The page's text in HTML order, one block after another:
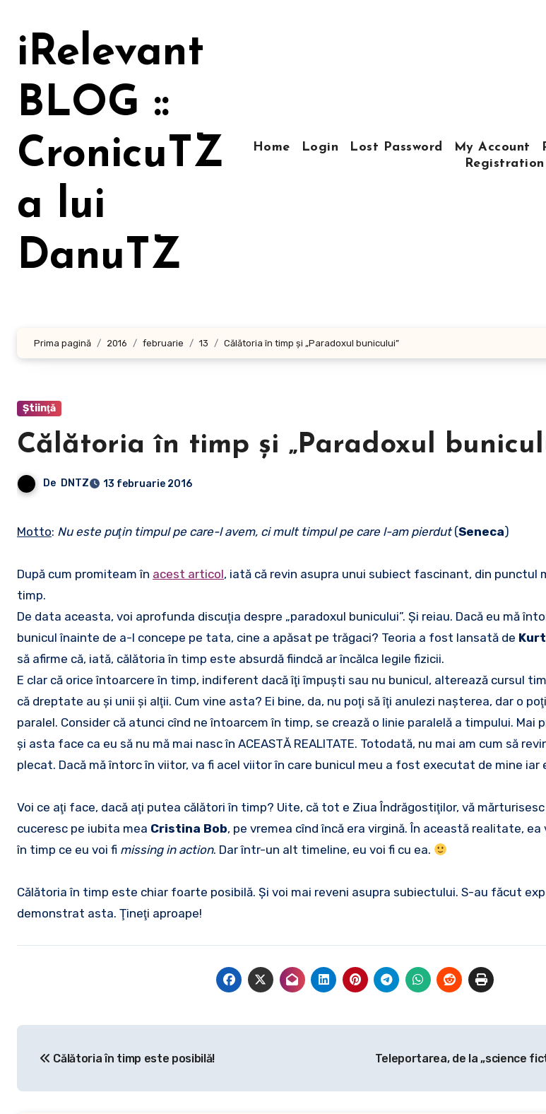
conținut
iRelevant
BLOG ::
CronicuTZ
a lui
DanuTZ
Home Login Lost Password My Account
Registration
Prima pagină 2016 februarie 13 Călătoria în timp şi „Paradoxul bunicului”
Ştiinţă
Călătoria în timp şi „Paradoxul
De DNTZ 13 februarie 2016
Motto: Nu este puţin timpul pe care-l avem, ci mult timpul pe care l-am pierdut(Seneca)
După cum promiteam în acest articol, iată că revin asupra unui subiect fascinant, din punctul
timp.
De data aceasta, voi aprofunda discuţia despre „paradoxul bunicului”. Şi reiau. Dacă eu mă
bunicul înainte de a-l concepe pe tata, cine a apăsat pe trăgaci? Teoria a fost lansată de
să afirme că, iată, călătoria în timp este absurdă fiindcă ar încălca legile fizicii.
E clar că orice întoarcere în timp, indiferent dacă îţi împuşti sau nu bunicul, alterează cursul
că dreptate au şi unii şi alţii. Cum vine asta? Ei bine, da, nu poţi să îţi anulezi naşterea, dar o
paralel. Consider că atunci cînd ne întoarcem în timp, se crează o linie paralelă a timpului. Mai
şi asta face ca eu să nu mă mai nasc în ACEASTĂ REALITATE. Totodată, nu mai am cum să
plecat. Dacă mă întorc în viitor, va fi acel viitor în care bunicul meu a fost executat de mine iar
Voi ce aţi face, dacă aţi putea călători în timp? Uite, că tot e Ziua Îndrăgostiţilor, vă mărturisesc
cuceresc pe iubita mea Cristina Bob, pe vremea cînd încă era virgină. În această realitate,
în timp ce eu voi fi missing in action. Dar într-un alt timeline, eu voi fi cu ea.
Călătoria în timp este chiar foarte posibilă. Şi voi mai reveni asupra subiectului. S-au făcut
demonstrat asta. Ţineţi aproape!
articole
Călătoria în timp este posibilă! Teleportarea, de la „science